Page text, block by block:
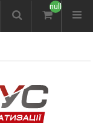
null